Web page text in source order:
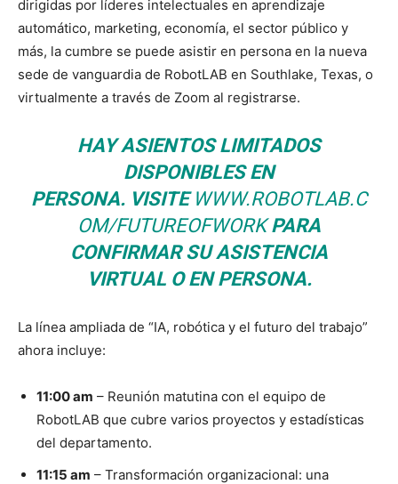
dirigidas por líderes intelectuales en aprendizaje
automático, marketing, economía, el sector público y
más, la cumbre se puede asistir en persona en la nueva
sede de vanguardia de RobotLAB en Southlake, Texas, o
virtualmente a través de Zoom al registrarse.
HAY ASIENTOS LIMITADOS
DISPONIBLES EN
PERSONA. VISITE WWW.ROBOTLAB.C
OM/FUTUREOFWORKPARA
CONFIRMAR SU ASISTENCIA
VIRTUAL O EN PERSONA.
La línea ampliada de “IA, robótica y el futuro del trabajo”
ahora incluye:
11:00 am – Reunión matutina con el equipo de
RobotLAB que cubre varios proyectos y estadísticas
del departamento.
11:15 am – Transformación organizacional: una